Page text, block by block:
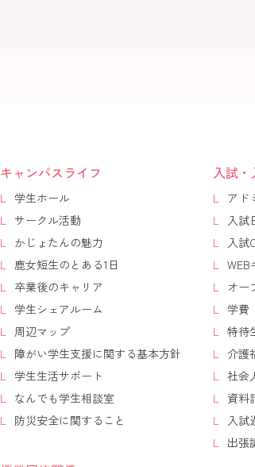
キャンパスライフ
学生ホール
サークル活動
かじょたんの魅力
鹿女短生のとある1日
卒業後のキャリア
学生シェアルーム
周辺マップ
障がい学生支援に関する基本方針
学生生活サポート
なんでも学生相談室
防災安全に関すること
入試・
アド
入試
入試
WEB
オー
学費
特待
介護
社会
資料
入試
出張